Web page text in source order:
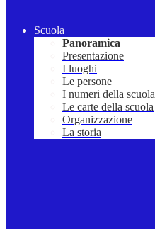
Scuola
Panoramica
Presentazione
I luoghi
Le persone
I numeri della scuola
Le carte della scuola
Organizzazione
La storia